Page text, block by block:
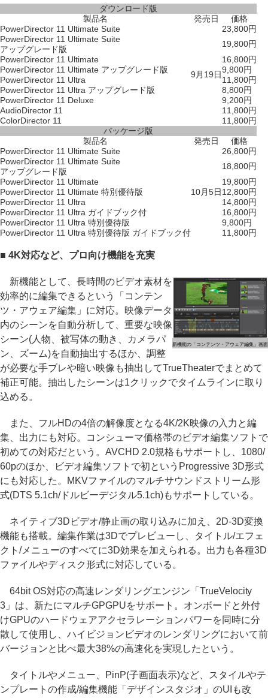
ダウンロード版
製品名
発売日
価格
PowerDirector 11 Ultimate Suite
9月19日
23,800円
PowerDirector 11 Ultimate Suite
アップグレード版
19,800円
PowerDirector 11 Ultimate
16,800円
PowerDirector 11 Ultimate アップグレード版
9,800円
PowerDirector 11 Ultra
11,800円
PowerDirector 11 Ultra アップグレード版
8,800円
PowerDirector 11 Deluxe
9,200円
AudioDirector 11
11,800円
ColorDirector 11
11,800円
パッケージ版
製品名
発売日
価格
PowerDirector 11 Ultimate Suite
10月5日
26,800円
PowerDirector 11 Ultimate Suite
アップグレード版
18,800円
PowerDirector 11 Ultimate
19,800円
PowerDirector 11 Ultimate 特別優待版
12,800円
PowerDirector 11 Ultra
14,800円
PowerDirector 11 Ultra ガイドブック付
16,800円
PowerDirector 11 Ultra 特別優待版
9,800円
PowerDirector 11 Ultra 特別優待版 ガイドブック付
11,800円
■ 4K対応など、プロ向け機能を充実
新機能の「コンテンツ・アウェア編集」画面
新機能として、長時間のビデオ素材を
効率的に編集できるという「コンテン
ツ・アウェア編集」に対応。映像データ
内のシーンを自動分析して、重要な映像
シーン(人物、被写体の動き、カメラパ
ン、ズーム)を自動抽出するほか、調整
が必要な手ブレや暗い映像も抽出してTrueTheaterでまとめて
補正可能。抽出したシーンは1クリックでタイムラインに取り
込める。
また、フルHDの4倍の解像度となる4K/2K映像の入力と編
集、出力にも対応。コンシューマ価格帯のビデオ編集ソフトで
初めての対応だという。AVCHD 2.0規格もサポートし、1080/
60pのほか、ビデオ編集ソフトで初というProgressive 3D形式
にも対応した。MKVファイルのマルチサウンドストリーム形
式(DTS 5.1ch/ドルビーデジタル5.1ch)もサポートしている。
ネイティブ3Dビデオ/静止画の取り込みに加え、2D-3D変換
機能も搭載。編集作業は3Dでプレビューし、タイトル/エフェ
クト/メニューのすべてに3D効果を加えられる。出力も各種3D
ファイルやディスク形式に対応している。
64bit OS対応の高速レンダリングエンジン「TrueVelocity
3」は、新たにマルチGPGPUをサポート。オンボードと外付
けGPUのハードウェアアクセラレーションパワーを同時に分
散して使用し、ハイビジョンビデオのレンダリングにおいて前
バージョンと比べ最大38%の高速化を実現したという。
タイトルやメニュー、PinP(子画面表示)など、スタイルやテ
ンプレートの作成/編集機能「デザインスタジオ」のUIも改